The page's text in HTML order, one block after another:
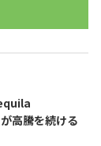
高騰を続ける